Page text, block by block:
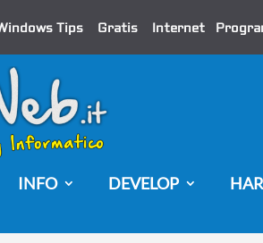
Tips Gratis Internet
INFO DEVELOP